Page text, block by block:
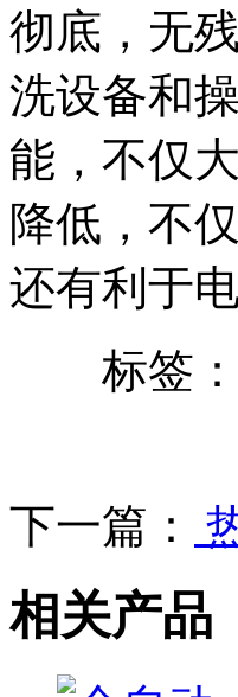
彻底，无
洗设备和
能，不仅
降低，不
还有利于
标签：
下一篇：
相关产品